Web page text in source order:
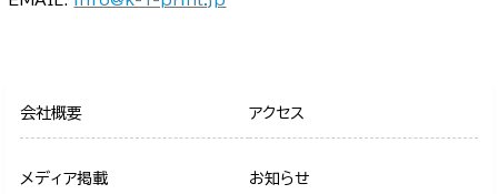
会社概要 アクセス
メディア掲載 お知らせ